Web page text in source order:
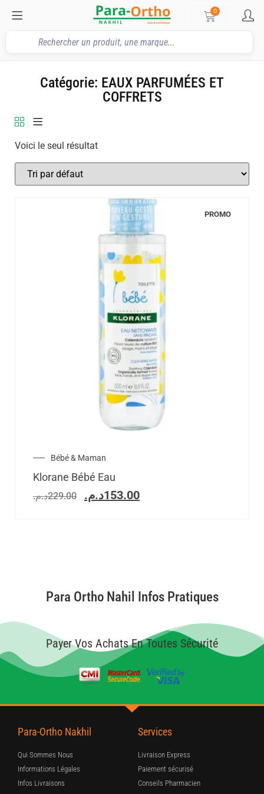
0
Catégorie: EAUX PARFUMÉES ET
COFFRETS
Voici le seul résultat
PROMO
Bébé & Maman
Klorane Bébé Eau
229.00د.م. 153.00د.م.
Para Ortho Nahil Infos Pratiques
Payer Vos Achats En Toutes Sécurité
Para-Ortho Nakhil
Qui Sommes Nous
Informations Légales
Infos Livraisons
Services
Livraison Express
Paiement sécurisé
Conseils Pharmacien